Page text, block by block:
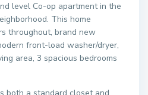
level Co-op apartment in the
This home
throughout, brand new
front-load washer/dryer,
area, 3 spacious bedrooms